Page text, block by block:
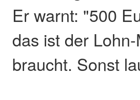
Er warnt: "500
das ist der
braucht. Sonst